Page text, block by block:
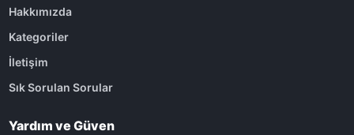
Hakkımızda
Kategoriler
İletişim
Sık Sorulan Sorular
Yardım ve Güven